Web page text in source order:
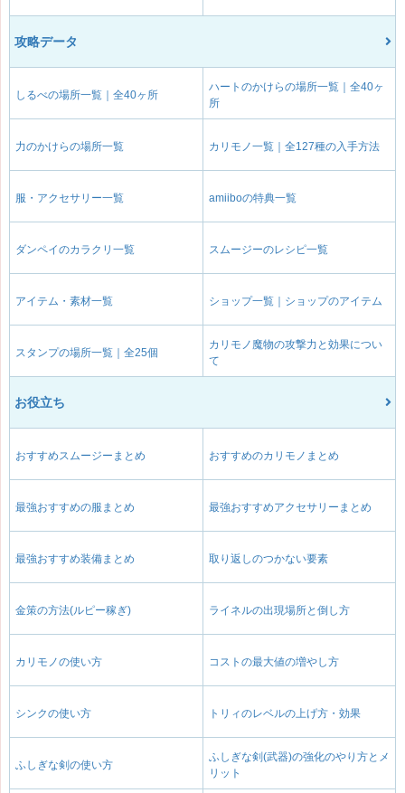
攻略データ
しるべの場所一覧｜全40ヶ所
ハートのかけらの場所一覧｜全40ヶ
所
力のかけらの場所一覧 カリモノ一覧｜全127種の入手方法
服・アクセサリー一覧 amiiboの特典一覧
ダンペイのカラクリ一覧 スムージーのレシピ一覧
アイテム・素材一覧 ショップ一覧｜ショップのアイテム
スタンプの場所一覧｜全25個
カリモノ魔物の攻撃力と効果につい
て
お役立ち
おすすめスムージーまとめ おすすめのカリモノまとめ
最強おすすめの服まとめ 最強おすすめアクセサリーまとめ
最強おすすめ装備まとめ 取り返しのつかない要素
金策の方法(ルピー稼ぎ) ライネルの出現場所と倒し方
カリモノの使い方 コストの最大値の増やし方
シンクの使い方 トリィのレベルの上げ方・効果
ふしぎな剣の使い方
ふしぎな剣(武器)の強化のやり方とメ
リット